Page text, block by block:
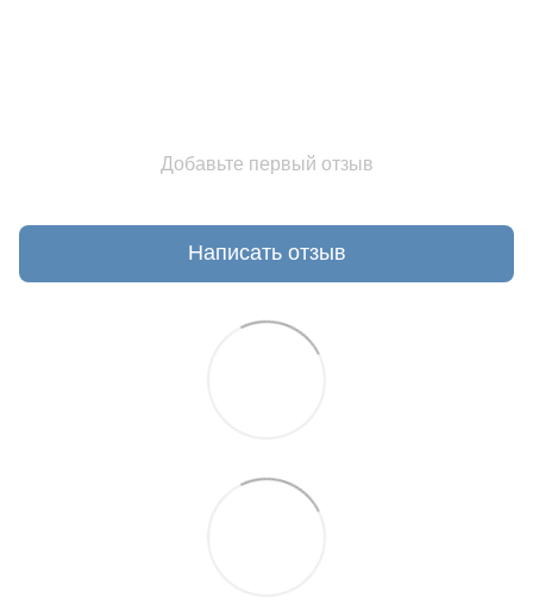
Добавьте первый отзыв
Написать отзыв